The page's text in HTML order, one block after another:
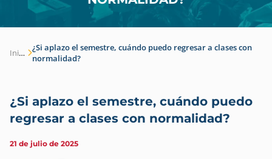
Inicio
¿Si aplazo el semestre, cuándo puedo regresar a clases con
normalidad?
¿Si aplazo el semestre, cuándo puedo
regresar a clases con normalidad?
21 de julio de 2025